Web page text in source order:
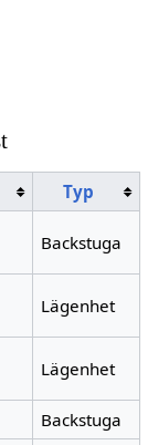
Typ
Backstuga
Lägenhet
Lägenhet
Backstuga